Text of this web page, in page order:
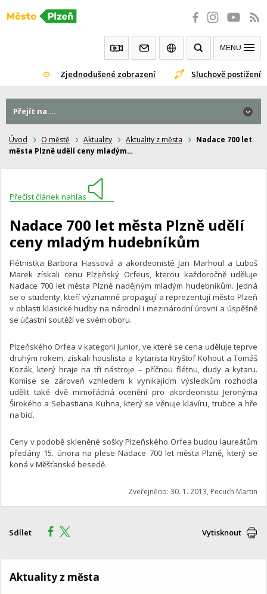
Přeskočit
Zjednodušené zobrazení Sluchově postižení
MENU
Úvod O městě Aktuality Aktuality z města
Nadace 700 let
města Plzně udělí ceny mladým…
Přečíst článek nahlas
Nadace 700 let města Plzně udělí
ceny mladým hudebníkům
Flétnistka Barbora Hassová a akordeonisté Jan Marhoul a Luboš
Marek získali cenu Plzeňský Orfeus, kterou každoročně uděluje
Nadace 700 let města Plzně nadějným mladým hudebníkům. Jedná
se o studenty, kteří významně propagují a reprezentují město Plzeň
v oblasti klasické hudby na národní i mezinárodní úrovni a úspěšně
se účastní soutěží ve svém oboru.
Plzeňského Orfea v kategorii Junior, ve které se cena uděluje teprve
druhým rokem, získali houslista a kytarista Kryštof Kohout a Tomáš
Kozák, který hraje na tři nástroje – příčnou flétnu, dudy a kytaru.
Komise se zároveň vzhledem k vynikajícím výsledkům rozhodla
udělit také dvě mimořádná ocenění pro akordeonistu Jeronýma
Širokého a Sebastiana Kuhna, který se věnuje klavíru, trubce a hře
na bicí.
Ceny v podobě skleněné sošky Plzeňského Orfea budou laureátům
předány 15. února na plese Nadace 700 let města Plzně, který se
koná v Měšťanské besedě.
Zveřejněno: 30. 1. 2013, Pecuch Martin
Sdílet Vytisknout
Přejít na ...
Aktuality z města